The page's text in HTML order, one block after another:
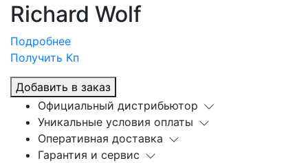
Richard Wolf
Подробнее
Получить Кп
Добавить в заказ
Официальный дистрибьютор
Уникальные условия оплаты
Оперативная доставка
Гарантия и сервис